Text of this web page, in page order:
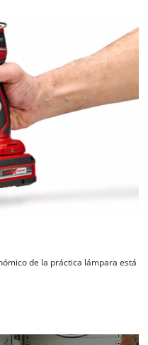
su consentimiento para
Google Maps!
permitted to load due
are not disclosed to the
owner needs to setup
CMP to add this content
technologies used.
de la práctica lámpara está